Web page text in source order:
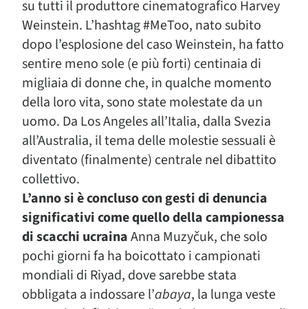
su tutti il produttore cinematografico Harvey
Weinstein. L’hashtag #MeToo, nato subito
dopo l’esplosione del caso Weinstein, ha fatto
sentire meno sole (e più forti) centinaia di
migliaia di donne che, in qualche momento
della loro vita, sono state molestate da un
uomo. Da Los Angeles all’Italia, dalla Svezia
all’Australia, il tema delle molestie sessuali è
diventato (finalmente) centrale nel dibattito
collettivo.
L’anno si è concluso con gesti di denuncia
significativi come quello della campionessa
di scacchi ucrainaAnna Muzyčuk, che solo
pochi giorni fa ha boicottato i campionati
mondiali di Riyad, dove sarebbe stata
obbligata a indossare l’abaya, la lunga veste